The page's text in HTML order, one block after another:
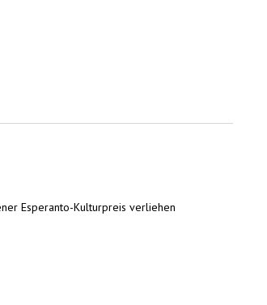
Esperanto-Kulturpreis verliehen